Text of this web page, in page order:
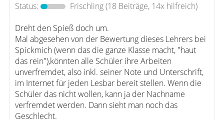
Status:
Frischling(18 Beiträge, 14x hilfreich)
Dreht den Spieß doch um.
Mal abgesehen von der Bewertung dieses Lehrers bei
Spickmich (wenn das die ganze Klasse macht, "haut
das rein"),könnten alle Schüler ihre Arbeiten
unverfremdet, also inkl. seiner Note und Unterschrift,
im Internet für jeden Lesbar bereit stellen. Wenn die
Schüler das nicht wollen, kann ja der Nachname
verfremdet werden. Dann sieht man noch das
Geschlecht.